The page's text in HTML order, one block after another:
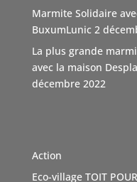
Video
Voir sur Facebook ·
TOIT POUR
Immo, partenaire
Suisse. Merci de
Marmite Solidaire
BuxumLunic 2
La plus grande
avec la maison
décembre 2022
Action
Eco-village TOIT